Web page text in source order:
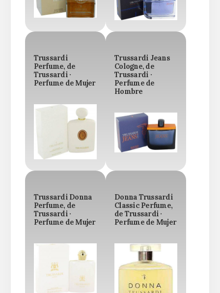
Trussardi
Perfume, de
Trussardi ·
Perfume de Mujer
Trussardi Jeans
Cologne, de
Trussardi ·
Perfume de
Hombre
Trussardi Donna
Perfume, de
Trussardi ·
Perfume de Mujer
Donna Trussardi
Classic Perfume,
de Trussardi ·
Perfume de Mujer